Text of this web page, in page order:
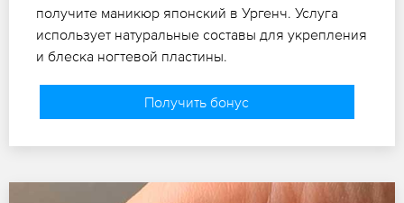
получите маникюр японский в Ургенч. Услуга
использует натуральные составы для укрепления
и блеска ногтевой пластины.
Получить бонус